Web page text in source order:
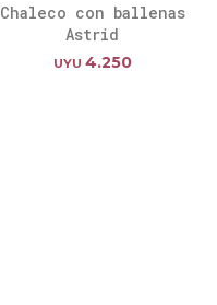
Chaleco con ballenas
Astrid
UYU 4.250